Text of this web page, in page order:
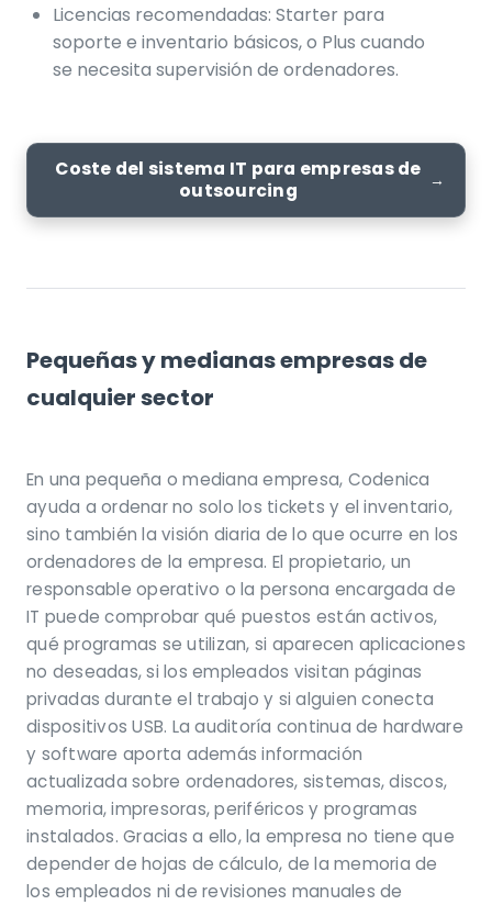
Licencias recomendadas: Starter para
soporte e inventario básicos, o Plus cuando
se necesita supervisión de ordenadores.
Coste del sistema IT para empresas de
outsourcing
Pequeñas y medianas empresas de
cualquier sector
En una pequeña o mediana empresa, Codenica
ayuda a ordenar no solo los tickets y el inventario,
sino también la visión diaria de lo que ocurre en los
ordenadores de la empresa. El propietario, un
responsable operativo o la persona encargada de
IT puede comprobar qué puestos están activos,
qué programas se utilizan, si aparecen aplicaciones
no deseadas, si los empleados visitan páginas
privadas durante el trabajo y si alguien conecta
dispositivos USB. La auditoría continua de hardware
y software aporta además información
actualizada sobre ordenadores, sistemas, discos,
memoria, impresoras, periféricos y programas
instalados. Gracias a ello, la empresa no tiene que
depender de hojas de cálculo, de la memoria de
los empleados ni de revisiones manuales de